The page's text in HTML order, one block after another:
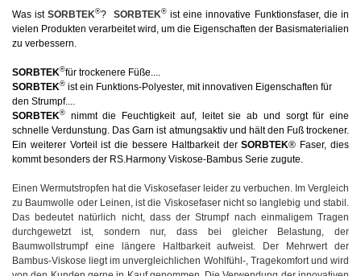
Was istSORBTEK®? SORBTEK®ist eine innovative Funktionsfaser, die in
vielen Produkten verarbeitet wird, um die Eigenschaften der Basismaterialien
zu verbessern.
SORBTEK®für trockenere Füße....
SORBTEK® ist ein Funktions-Polyester, mit innovativen Eigenschaften für
den Strumpf....
SORBTEK®
nimmt die Feuchtigkeit auf, leitet sie ab und sorgt für eine
schnelle Verdunstung. Das Garn ist atmungsaktiv und hält den Fuß trockener.
Ein weiterer Vorteil ist die bessere Haltbarkeit derSORBTEK® Faser, dies
kommt besonders der RS.Harmony Viskose-Bambus Serie zugute.
Einen Wermutstropfen hat die Viskosefaser leider zu verbuchen. Im Vergleich
zu Baumwolle oder Leinen, ist die Viskosefaser nicht so langlebig und stabil.
Das bedeutet natürlich nicht, dass der Strumpf nach einmaligem Tragen
durchgewetzt ist, sondern nur, dass bei gleicher Belastung, der
Baumwollstrumpf eine längere Haltbarkeit aufweist. Der Mehrwert der
Bambus-Viskose liegt im unvergleichlichen Wohlfühl-, Tragekomfort und wird